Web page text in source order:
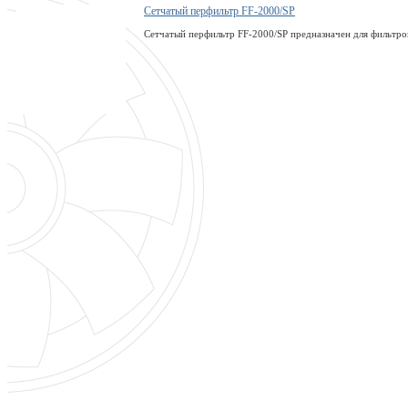
Сетчатый перфильтр FF-2000/SP
Сетчатый перфильтр FF-2000/SP предназначен для